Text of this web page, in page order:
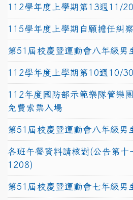
112學年度上學期第13週11/
115學年度上學期自願擔任糾
第51屆校慶暨運動會八年級男
112學年度上學期第10週10/
112年度國防部示範樂隊管樂
免費索票入場
第51屆校慶暨運動會八年級男
各班午餐資料請核對(公告第十
1208)
第51屆校慶暨運動會七年級男